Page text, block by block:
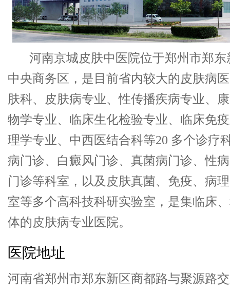
河南京城皮肤中医院位于郑州市郑东
中央商务区，是目前省内较大的皮肤病
肤科、皮肤病专业、性传播疾病专业、
物学专业、临床生化检验专业、临床免
理学专业、中西医结合科等20 多个诊疗
病门诊、白癜风门诊、真菌病门诊、性
门诊等科室，以及皮肤真菌、免疫、病
室等多个高科技科研实验室，是集临床
体的皮肤病专业医院。
医院地址
河南省郑州市郑东新区商都路与聚源路